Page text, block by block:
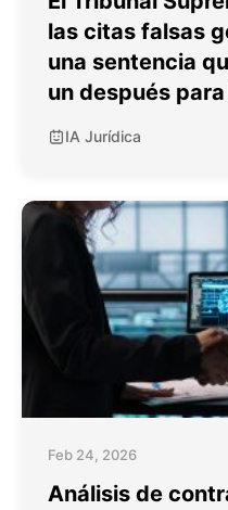
las citas falsas
una sentencia
un después
IA Jurídica
Feb 24, 2026
Análisis de